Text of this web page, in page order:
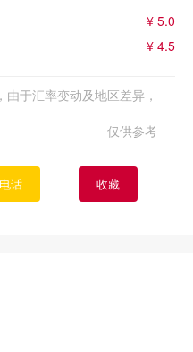
¥ 5.0
¥ 4.5
于汇率变动及地区差异，
仅供参考
话 收藏